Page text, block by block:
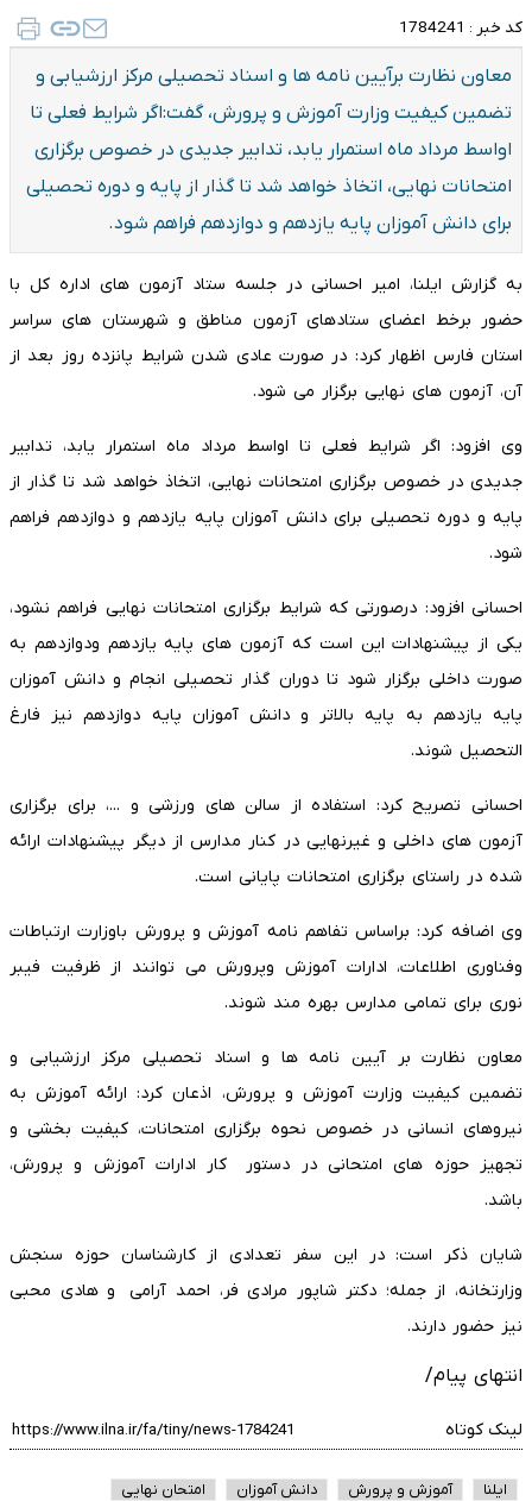
کد خبر : 1784241
​معاون نظارت برآیین نامه ها و اسناد تحصیلی مرکز ارزشیابی و
تضمین کیفیت وزارت آموزش‌ و پرورش، گفت:اگر شرایط فعلی تا
اواسط مرداد ماه استمرار یابد، تدابیر جدیدی در خصوص برگزاری
امتحانات نهایی، اتخاذ خواهد شد تا گذار از پایه و دوره تحصیلی
برای دانش آموزان پایه یازدهم و دوازدهم فراهم شود.
به گزارش ایلنا، امیر احسانی در جلسه ستاد آزمون های اداره کل با
حضور برخط اعضای ستادهای آزمون مناطق و شهرستان های سراسر
استان فارس اظهار کرد: در صورت عادی شدن شرایط پانزده روز بعد از
آن، آزمون های نهایی برگزار می شود.
وی افزود: اگر شرایط فعلی تا اواسط مرداد ماه استمرار یابد، تدابیر
جدیدی در خصوص برگزاری امتحانات نهایی، اتخاذ خواهد شد تا گذار از
پایه و دوره تحصیلی برای دانش آموزان پایه یازدهم و دوازدهم فراهم
شود.
احسانی افزود: درصورتی که شرایط برگزاری امتحانات نهایی فراهم نشود،
یکی از پیشنهادات این است که آزمون های پایه یازدهم ودوازدهم به
صورت داخلی برگزار شود تا دوران گذار تحصیلی انجام و دانش آموزان
پایه یازدهم به پایه بالاتر و دانش آموزان پایه دوازدهم نیز فارغ
التحصیل شوند.
احسانی تصریح کرد: استفاده از سالن های ورزشی و ...، برای برگزاری
آزمون های داخلی و غیرنهایی در کنار مدارس از دیگر پیشنهادات ارائه
شده در راستای برگزاری امتحانات پایانی است.
وی اضافه کرد: براساس تفاهم نامه آموزش و پرورش باوزارت ارتباطات
وفناوری اطلاعات، ادارات آموزش وپرورش می توانند از ظرفیت فیبر
نوری برای تمامی مدارس بهره مند شوند.
معاون نظارت بر آیین نامه ها و اسناد تحصیلی مرکز ارزشیابی و
تضمین کیفیت وزارت آموزش‌ و پرورش، اذعان کرد: ارائه آموزش به
نیروهای انسانی در خصوص نحوه برگزاری امتحانات، کیفیت بخشی و
تجهیز حوزه های امتحانی در دستور کار ادارات آموزش و پرورش،
باشد.
شایان ذکر است: در این سفر تعدادی از کارشناسان حوزه سنجش
وزارتخانه، از جمله؛ دکتر شاپور مرادی فر، احمد آرامی و هادی محبی
نیز حضور دارند.
انتهای پیام/
لینک کوتاه
ایلنا آموزش و پرورش دانش آموزان امتحان نهایی